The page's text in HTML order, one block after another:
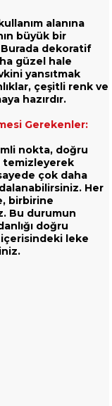
alanına
büyük bir
dekoratif
güzel hale
yansıtmak
çeşitli renk ve
hazırdır.
Gerekenler:
nokta, doğru
temizleyerek
çok daha
Her
birbirine
Bu durumun
doğru
leke